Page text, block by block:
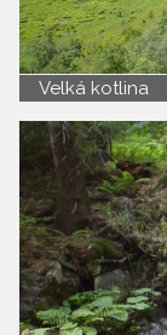
Velká kotlina